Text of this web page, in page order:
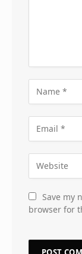
Save my
browser for